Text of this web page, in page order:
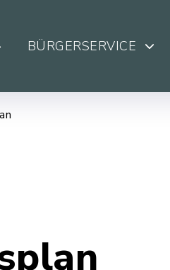
BÜRGERSERVICE